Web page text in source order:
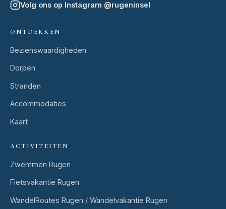
Volg ons op Instagram @rugeninsel
ONTDEKKEN
Bezienswaardigheden
Dorpen
Stranden
Accommodaties
Kaart
ACTIVITEITEN
Zwemmen Rugen
Fietsvakantie Rugen
WandelRoutes Rugen / Wandelvakantie Rugen